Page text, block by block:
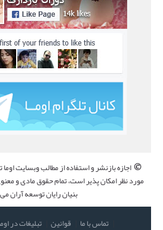
©اجازه بازنشر و استفاده از مطالب وبسایت
مورد نظر امکان پذیر است، تمام حقوق مادی و
بنیان رایان توسعه آران
تبلیغات در قوانین تماس با ما